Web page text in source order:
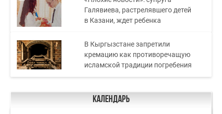
Галявиева, растрелявшего детей
в Казани, ждет ребенка
В Кыргызстане запретили
кремацию как противоречащую
исламской традиции погребения
Календарь